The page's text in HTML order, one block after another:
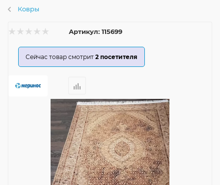
Ковры
Артикул: 115699
Сейчас товар смотрит 2 посетителя